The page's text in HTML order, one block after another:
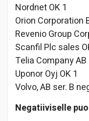
Nordnet OK 1
Orion Corporation
Revenio Group
Scanfil Plc sales
Telia Company AB
Uponor Oyj OK 1
Volvo, AB ser. B
Negatiiviselle